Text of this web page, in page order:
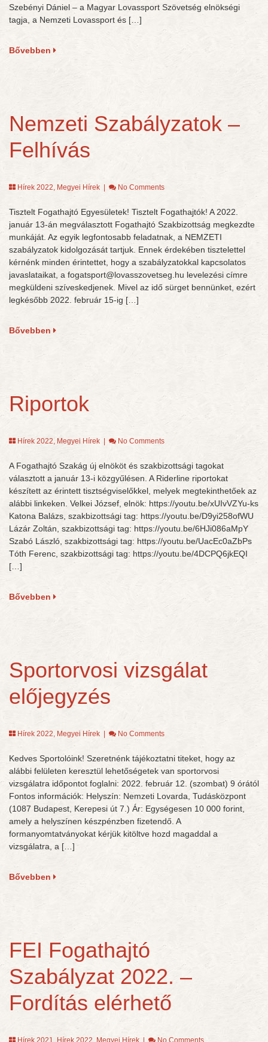
Szebényi Dániel – a Magyar Lovassport Szövetség elnökségi
tagja, a Nemzeti Lovassport és […]
Bővebben
Nemzeti Szabályzatok –
Felhívás
Hírek 2022, Megyei Hírek No Comments
Tisztelt Fogathajtó Egyesületek! Tisztelt Fogathajtók! A 2022.
január 13-án megválasztott Fogathajtó Szakbizottság megkezdte
munkáját. Az egyik legfontosabb feladatnak, a NEMZETI
szabályzatok kidolgozását tartjuk. Ennek érdekében tisztelettel
kérnénk minden érintettet, hogy a szabályzatokkal kapcsolatos
javaslataikat, a fogatsport@lovasszovetseg.hu levelezési címre
megküldeni szíveskedjenek. Mivel az idő sürget bennünket, ezért
legkésőbb 2022. február 15-ig […]
Bővebben
Riportok
Hírek 2022, Megyei Hírek No Comments
A Fogathajtó Szakág új elnököt és szakbizottsági tagokat
választott a január 13-i közgyűlésen. A Riderline riportokat
készített az érintett tisztségviselőkkel, melyek megtekinthetőek az
alábbi linkeken. Velkei József, elnök: https://youtu.be/xUIvVZYu-ks
Katona Balázs, szakbizottsági tag: https://youtu.be/D9yi258ofWU
Lázár Zoltán, szakbizottsági tag: https://youtu.be/6HJi086aMpY
Szabó László, szakbizottsági tag: https://youtu.be/UacEc0aZbPs
Tóth Ferenc, szakbizottsági tag: https://youtu.be/4DCPQ6jkEQI
[…]
Bővebben
Sportorvosi vizsgálat
előjegyzés
Hírek 2022, Megyei Hírek No Comments
Kedves Sportolóink! Szeretnénk tájékoztatni titeket, hogy az
alábbi felületen keresztül lehetőségetek van sportorvosi
vizsgálatra időpontot foglalni: 2022. február 12. (szombat) 9 órától
Fontos információk: Helyszín: Nemzeti Lovarda, Tudásközpont
(1087 Budapest, Kerepesi út 7.) Ár: Egységesen 10 000 forint,
amely a helyszínen készpénzben fizetendő. A
formanyomtatványokat kérjük kitöltve hozd magaddal a
vizsgálatra, a […]
Bővebben
FEI Fogathajtó
Szabályzat 2022. –
Fordítás elérhető
Hírek 2021 Hírek 2022 Megyei Hírek No Comments